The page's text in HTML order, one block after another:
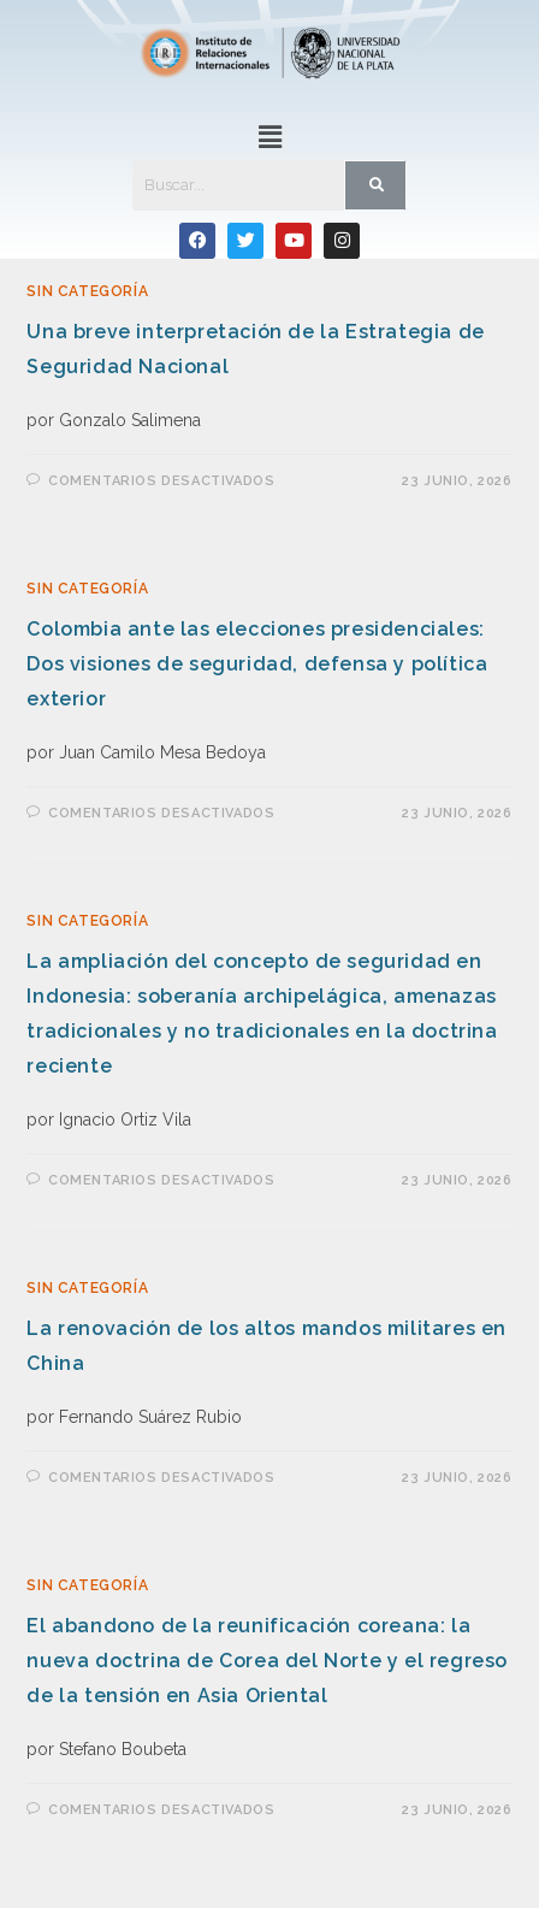
SIN CATEGORÍA
Una breve interpretación de la Estrategia de
Seguridad Nacional
por Gonzalo Salimena
COMENTARIOS DESACTIVADOS 23 JUNIO, 2026
SIN CATEGORÍA
Colombia ante las elecciones presidenciales:
Dos visiones de seguridad, defensa y política
exterior
por Juan Camilo Mesa Bedoya
COMENTARIOS DESACTIVADOS 23 JUNIO, 2026
SIN CATEGORÍA
La ampliación del concepto de seguridad en
Indonesia: soberanía archipelágica, amenazas
tradicionales y no tradicionales en la doctrina
reciente
por Ignacio Ortiz Vila
COMENTARIOS DESACTIVADOS 23 JUNIO, 2026
SIN CATEGORÍA
La renovación de los altos mandos militares en
China
por Fernando Suárez Rubio
COMENTARIOS DESACTIVADOS 23 JUNIO, 2026
SIN CATEGORÍA
El abandono de la reunificación coreana: la
nueva doctrina de Corea del Norte y el regreso
de la tensión en Asia Oriental
por Stefano Boubeta
COMENTARIOS DESACTIVADOS 23 JUNIO, 2026